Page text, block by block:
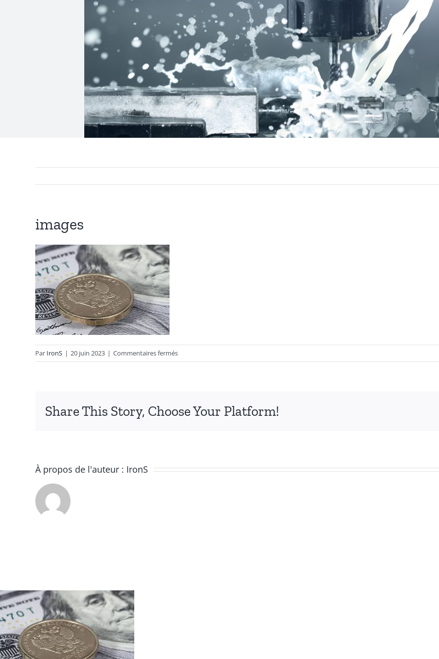
images
Par IronS | 20 juin 2023 | Commentaires ferméssur
images
Share This Story, Choose Your Platform!
À propos de l'auteur : IronS